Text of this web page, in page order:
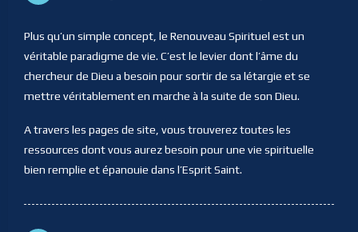
Plus qu’un simple concept, le Renouveau Spirituel est un
véritable paradigme de vie. C’est le levier dont l’âme du
chercheur de Dieu a besoin pour sortir de sa létargie et se
mettre véritablement en marche à la suite de son Dieu.
A travers les pages de site, vous trouverez toutes les
ressources dont vous aurez besoin pour une vie spirituelle
bien remplie et épanouie dans l’Esprit Saint.